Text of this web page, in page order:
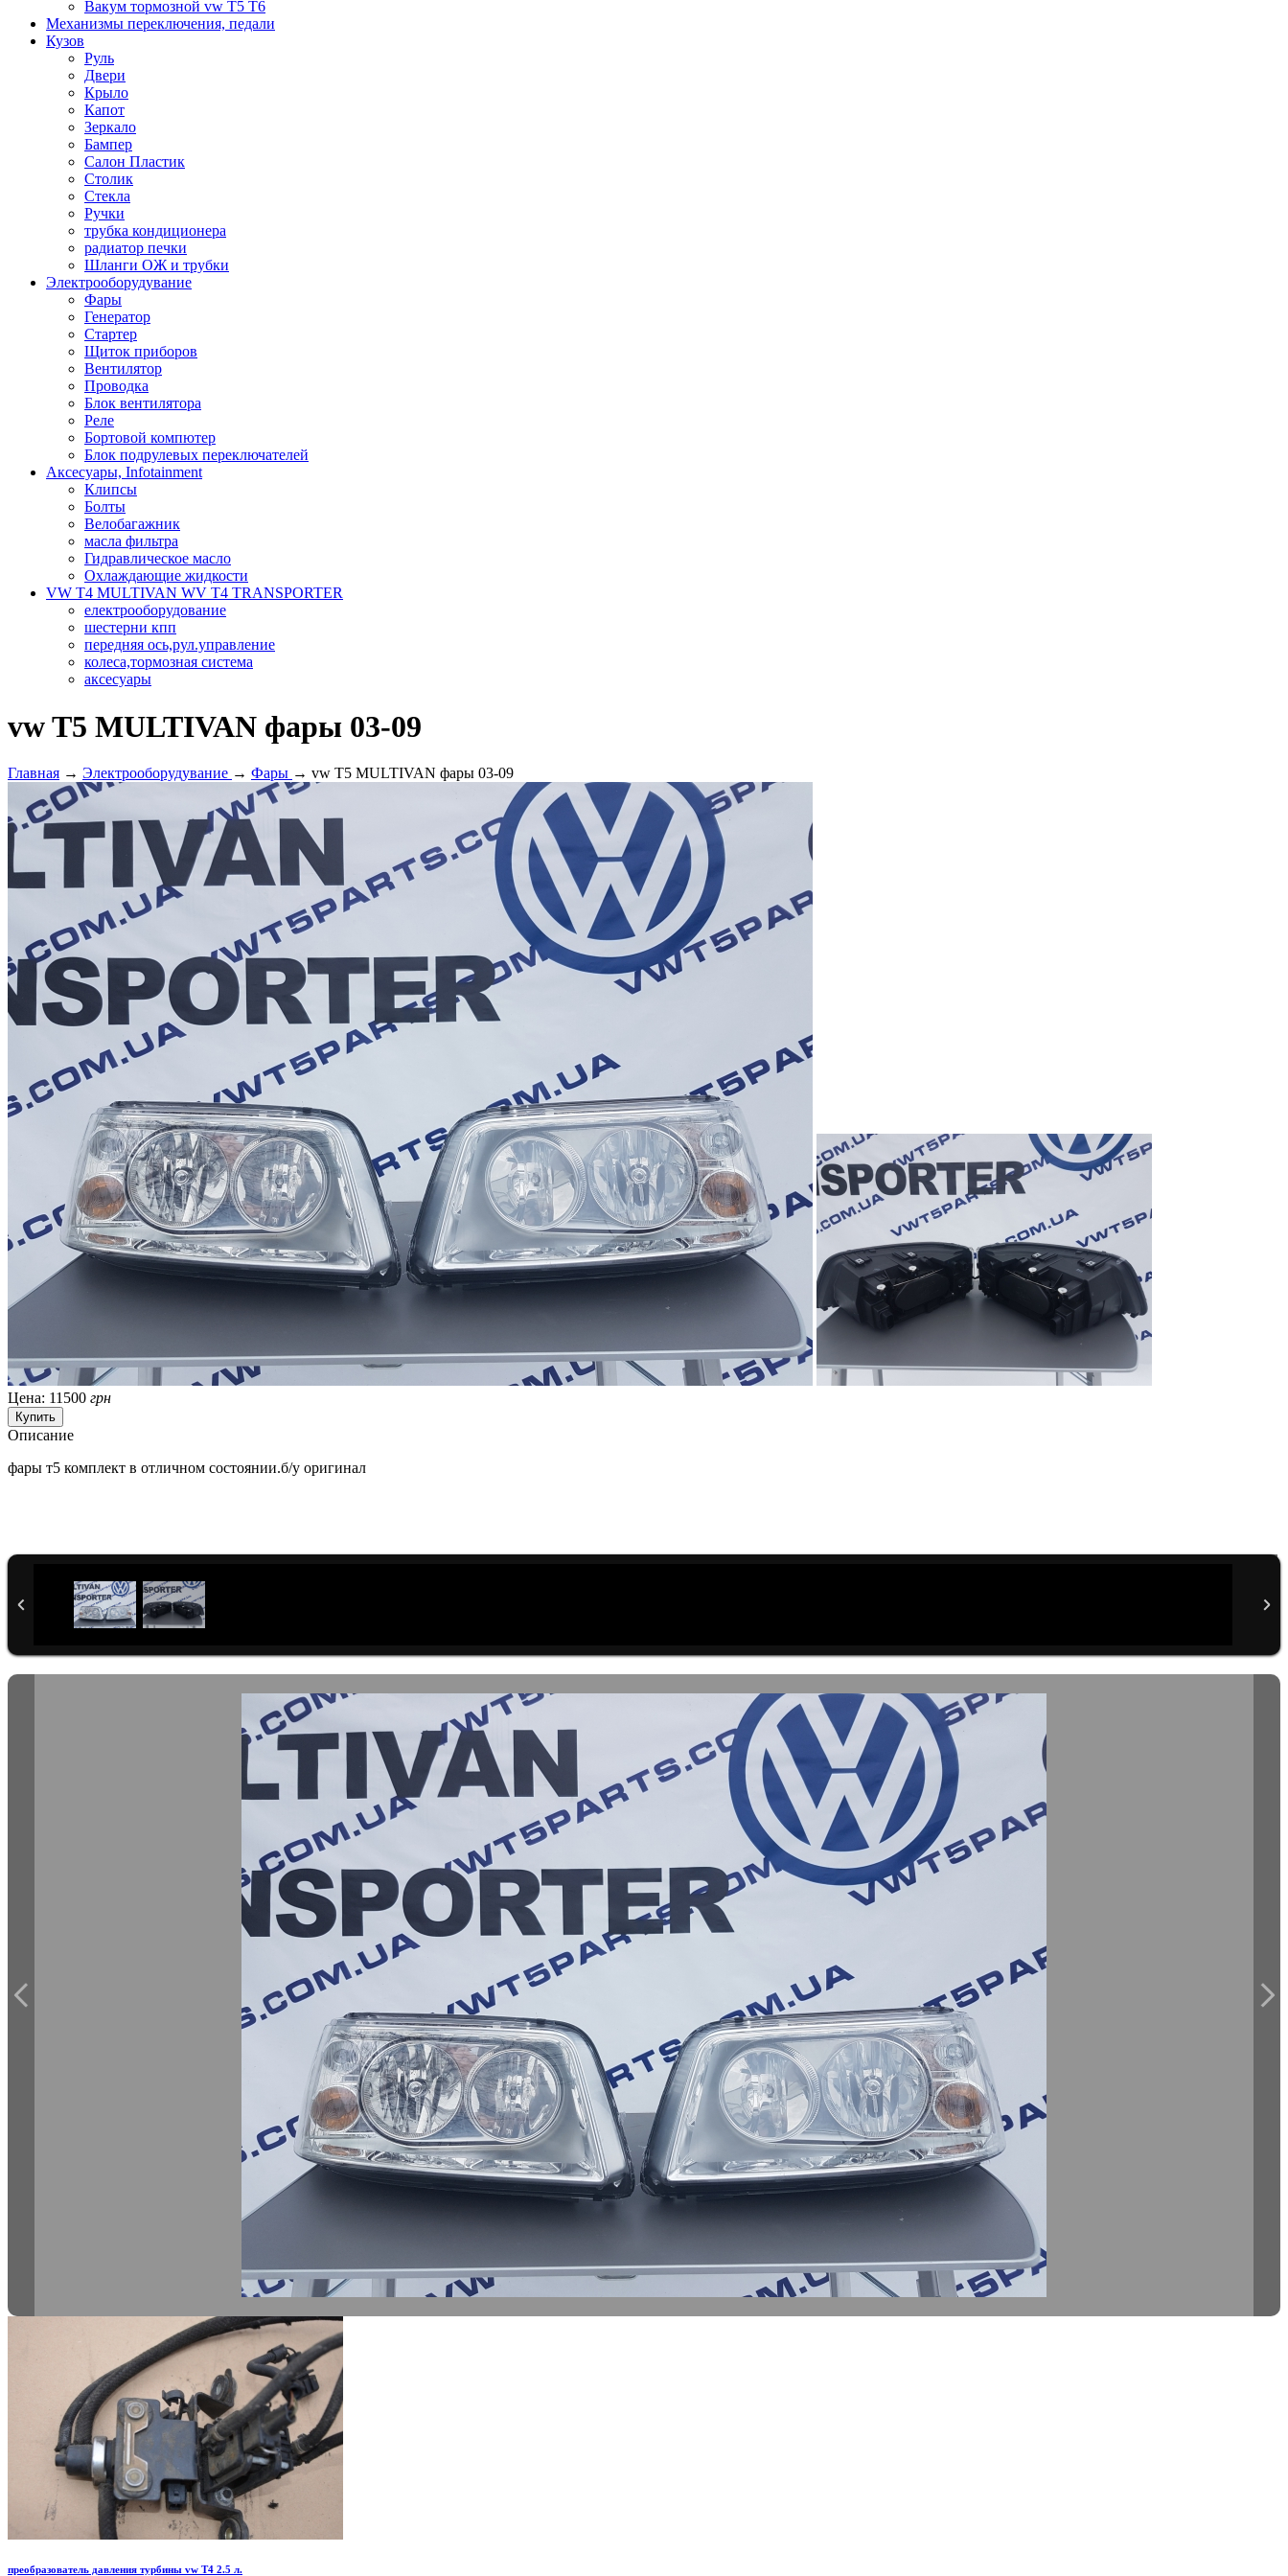
Вакум тормозной vw T5 T6
Механизмы переключения, педали
Кузов
Руль
Двери
Крыло
Капот
Зеркало
Бампер
Салон Пластик
Столик
Стекла
Ручки
трубка кондиционера
радиатор печки
Шланги ОЖ и трубки
Электрооборудувание
Фары
Генератор
Стартер
Щиток приборов
Вентилятор
Проводка
Блок вентилятора
Реле
Бортовой компютер
Блок подрулевых переключателей
Аксесуары, Infotainment
Клипсы
Болты
Велобагажник
масла фильтра
Гидравлическое масло
Охлаждающие жидкости
VW T4 MULTIVAN WV T4 TRANSPORTER
електрооборудование
шестерни кпп
передняя ось,рул.управление
колеса,тормозная система
аксесуары
vw T5 MULTIVAN фары 03-09
Главная → Электрооборудувание → Фары → vw T5 MULTIVAN фары 03-09
Цена: 11500 грн
Описание
фары т5 комплект в отличном состоянии.б/у оригинал
преобразователь давления турбины vw T4 2.5 л.